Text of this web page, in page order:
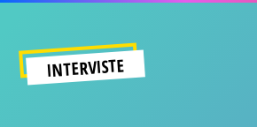
INTERVISTE